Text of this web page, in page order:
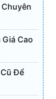
Cao
Để